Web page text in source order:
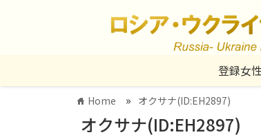
登録女
home Home » オクサナ(ID:EH2897)
オクサナ(ID:EH2897)